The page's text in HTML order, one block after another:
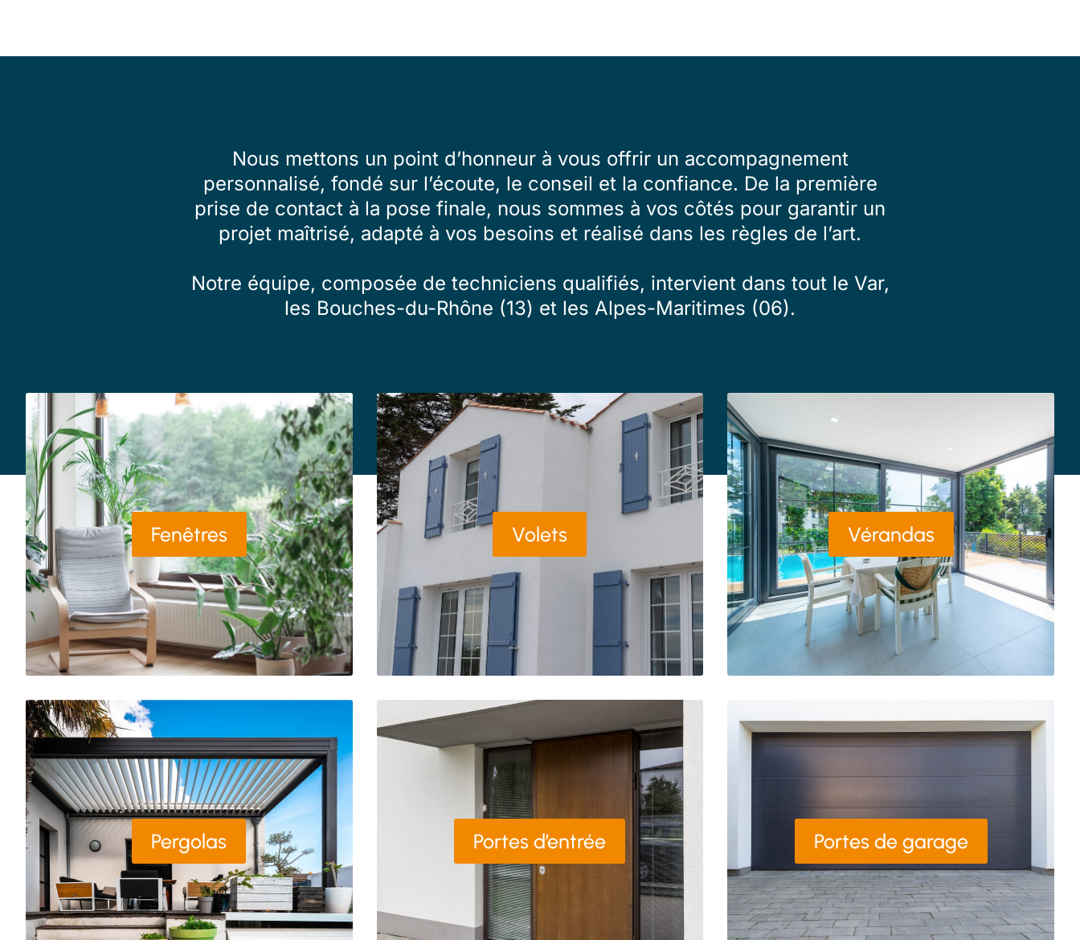
Nous mettons un point d’honneur à vous offrir un accompagnement
personnalisé, fondé sur l’écoute, le conseil et la confiance. De la première
prise de contact à la pose finale, nous sommes à vos côtés pour garantir un
projet maîtrisé, adapté à vos besoins et réalisé dans les règles de l’art.
Notre équipe, composée de techniciens qualifiés, intervient dans tout le Var,
les Bouches-du-Rhône (13) et les Alpes-Maritimes (06).
Fenêtres Volets Vérandas
Pergolas Portes d’entrée Portes de garage